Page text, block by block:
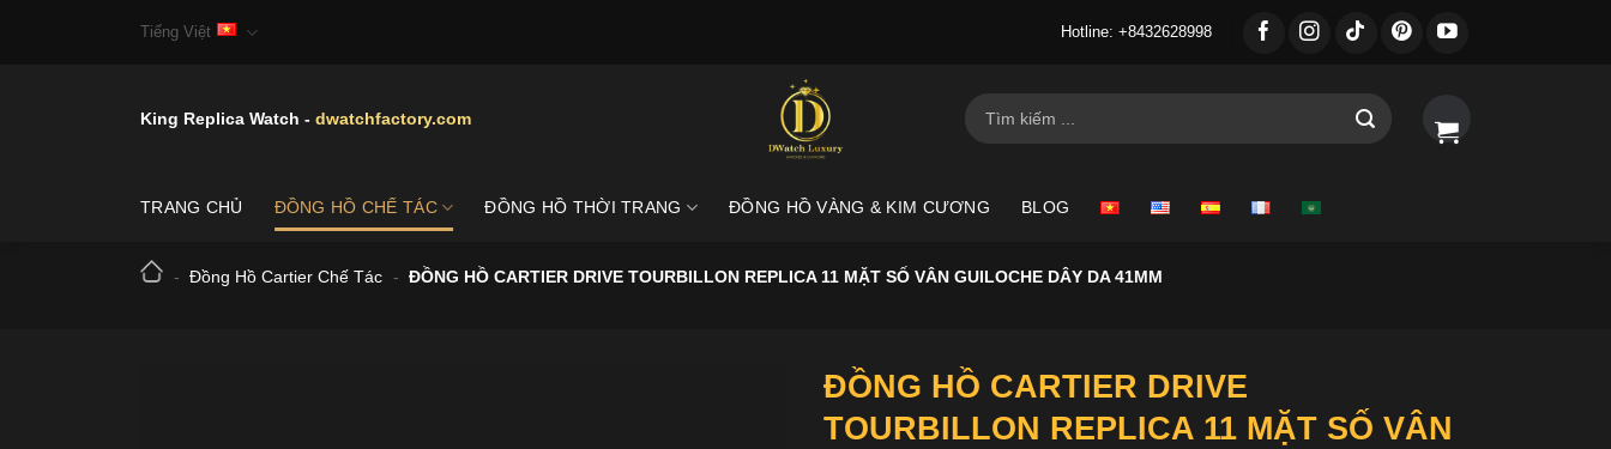
Tiếng Việt Hotline: +8432628998
King Replica Watch - dwatchfactory.com
Tìm
kiếm:
TRANG CHỦ ĐỒNG HỒ CHẾ TÁC ĐỒNG HỒ THỜI TRANG ĐỒNG HỒ VÀNG & KIM CƯƠNG BLOG
- Đồng Hồ Cartier Chế Tác - ĐỒNG HỒ CARTIER DRIVE TOURBILLON REPLICA 11 MẶT SỐ VÂN GUILOCHE DÂY DA 41MM
ĐỒNG HỒ CARTIER DRIVE
TOURBILLON REPLICA 11 MẶT SỐ VÂN